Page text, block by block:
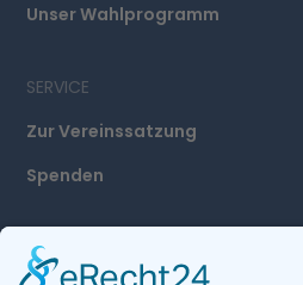
ADRESSE
Unser Wahlprogramm
SERVICE
Zur Vereinssatzung
Spenden